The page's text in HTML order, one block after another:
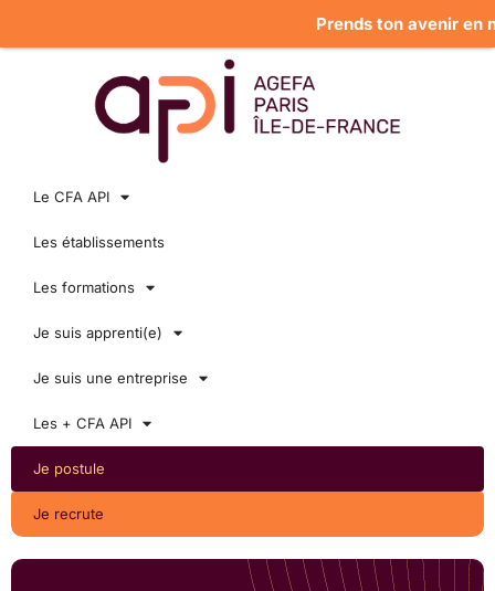
Le CFA API
Les établissements
Les formations
Je suis apprenti(e)
Je suis une entreprise
Les + CFA API
Je postule
Je recrute
Prends ton avenir en